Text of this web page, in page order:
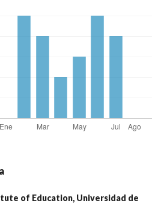
of Education, Universidad de